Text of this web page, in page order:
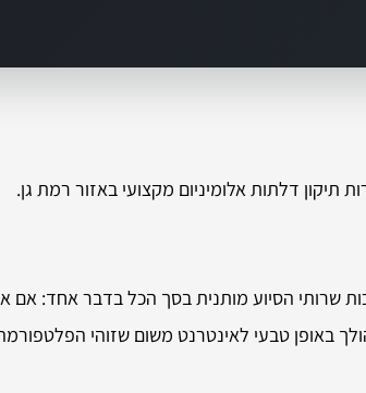
תיקון דלתות אלומיניום מקצועי באזור רמת גן.
שרותי הסיוע מותנית בסך הכל בדבר אחד: אם
באופן טבעי לאינטרנט משום שזוהי